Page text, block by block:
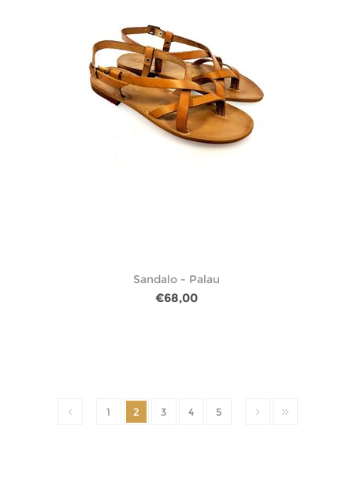
Sandalo - Palau
€68,00
1 2 3 4 5